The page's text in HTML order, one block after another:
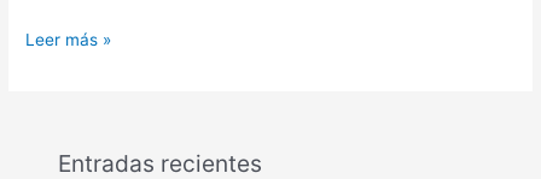
Manifiesto
Leer más »
Entradas recientes